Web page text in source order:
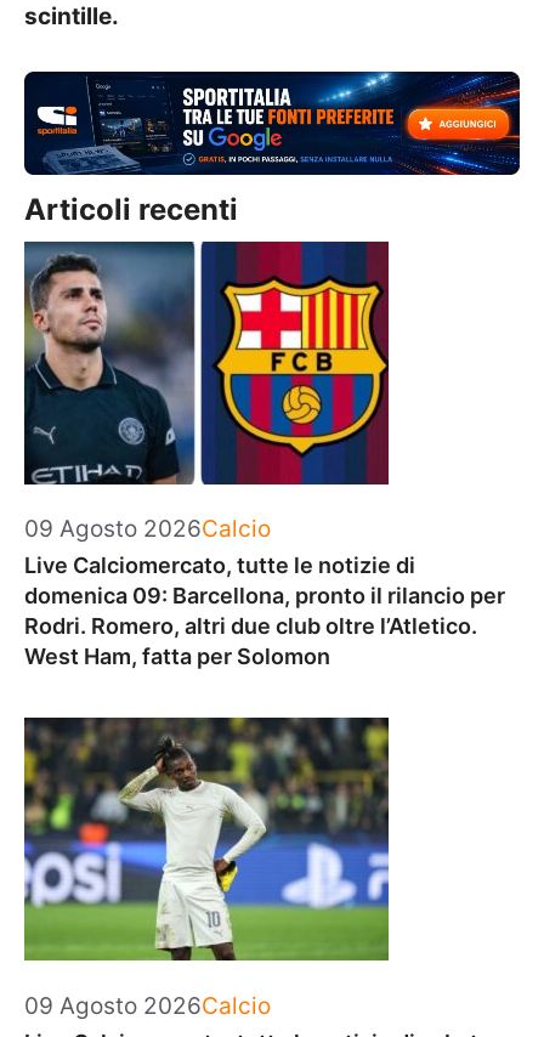
scintille.
Articoli recenti
09 Agosto 2026Categorie
Calcio
Live Calciomercato, tutte le notizie di
domenica 09: Barcellona, pronto il rilancio per
Rodri. Romero, altri due club oltre l’Atletico.
West Ham, fatta per Solomon
09 Agosto 2026Categorie
Calcio